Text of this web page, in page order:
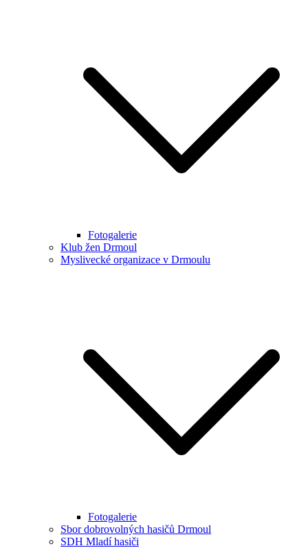
Fotogalerie
Klub žen Drmoul
Myslivecké organizace v Drmoulu
Fotogalerie
Sbor dobrovolných hasičů Drmoul
SDH Mladí hasiči